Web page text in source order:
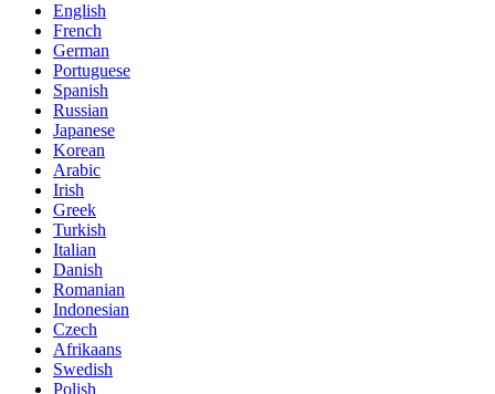
English
French
German
Portuguese
Spanish
Russian
Japanese
Korean
Arabic
Irish
Greek
Turkish
Italian
Danish
Romanian
Indonesian
Czech
Afrikaans
Swedish
Polish